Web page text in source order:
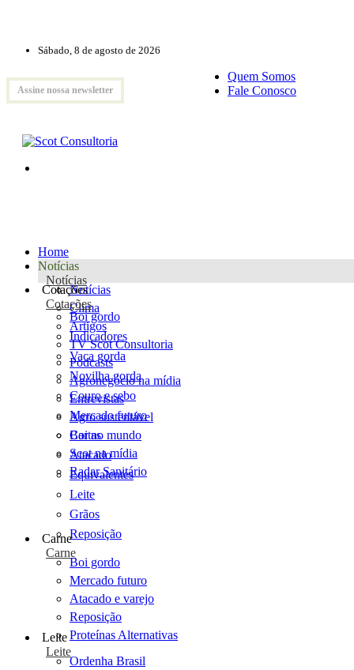
Sábado, 8 de agosto de 2026
Assine nossa newsletter
Quem Somos
Fale Conosco
Home
Notícias
Notícias
Notícias
Clima
Artigos
TV Scot Consultoria
Podcasts
Agronegócio na mídia
Entrevistas
Agro sustentável
Cartas
Scot na mídia
Radar Sanitário
Cotações
Cotações
Boi gordo
Indicadores
Vaca gorda
Novilha gorda
Couro e sebo
Mercado futuro
Boi no mundo
Atacado
Equivalentes
Leite
Grãos
Reposição
Carne
Carne
Boi gordo
Mercado futuro
Atacado e varejo
Reposição
Proteínas Alternativas
Leite
Leite
Ordenha Brasil